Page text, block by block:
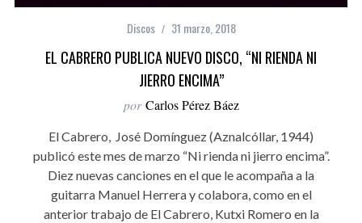
Discos 31 marzo, 2018
EL CABRERO PUBLICA NUEVO DISCO, “NI RIENDA NI
JIERRO ENCIMA”
por Carlos Pérez Báez
El Cabrero, José Domínguez (Aznalcóllar, 1944)
publicó este mes de marzo “Ni rienda ni jierro encima”.
Diez nuevas canciones en el que le acompaña a la
guitarra Manuel Herrera y colabora, como en el
anterior trabajo de El Cabrero, Kutxi Romero en la